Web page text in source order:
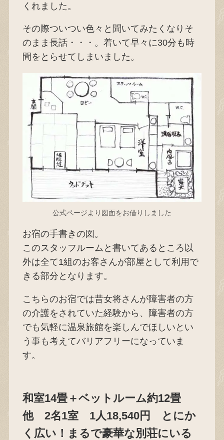
くれました。
その際ついつい色々と聞いてみたくなりそ
のまま長話・・・。着いて早々に30分も時
間をとらせてしまいました。
公式ページより図面をお借りしました
お宿の手書きの図。
このスタッフルームと書いてあるところ以
外は全て1組のお客さんが部屋として利用で
きる部分となります。
こちらのお宿では昔女将さんが障害者の方
の介護をされていた経験から、障害者の方
でも気軽に温泉旅館を楽しんでほしいとい
う事も考えてバリアフリーになっていま
す。
和室14畳＋ベットルーム約12畳
他 2名1室 1人18,540円 とにか
く広い！まるで豪華な別荘にいる